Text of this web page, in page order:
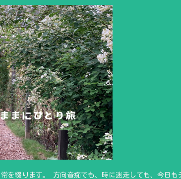
綴ります。 方向音痴でも、時に迷走しても、今日も